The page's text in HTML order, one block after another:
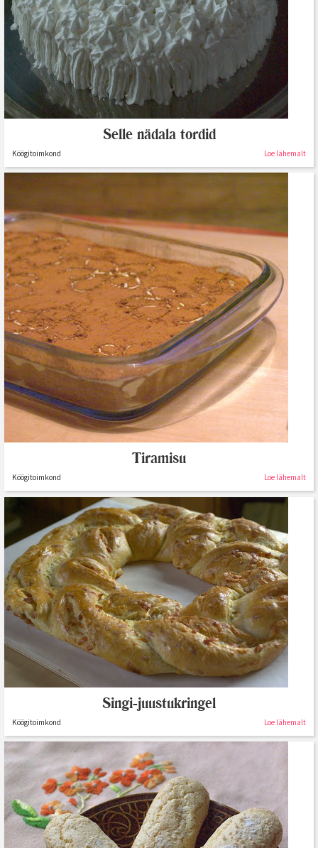
Selle nädala tordid
Köögitoimkond Loe lähemalt
Tiramisu
Köögitoimkond Loe lähemalt
Singi-juustukringel
Köögitoimkond Loe lähemalt